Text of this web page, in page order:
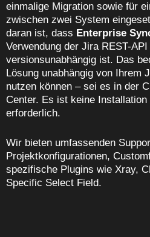
einmalige Migration sowie für
zwischen zwei System
daran ist, dass Enterprise
Verwendung der Jira REST-
versionsunabhängig ist. Das
Lösung unabhängig von Ihrem
nutzen können – sei es in der
Center. Es ist keine
erforderlich.
Wir bieten umfassenden
Projektkonfigurationen,
spezifische Plugins wie Xray,
Specific Select Field.